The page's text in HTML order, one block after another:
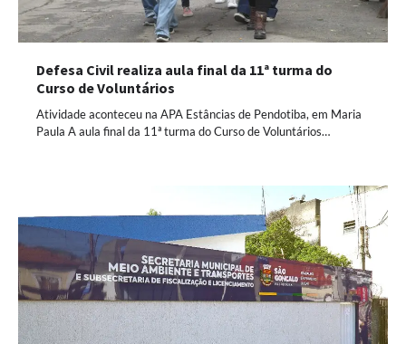
Defesa Civil realiza aula final da 11ª turma do
Curso de Voluntários
Atividade aconteceu na APA Estâncias de Pendotiba, em Maria
Paula A aula final da 11ª turma do Curso de Voluntários…